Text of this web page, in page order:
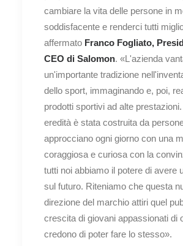
cambiare la vita delle persone in
soddisfacente e renderci tutti
affermato Franco Fogliato,
CEO di Salomon. «L'azienda
un'importante tradizione
dello sport, immaginando e, poi,
prodotti sportivi ad alte
eredità è stata costruita da
approcciano ogni giorno con una
coraggiosa e curiosa con la
tutti noi abbiamo il potere di avere
sul futuro. Riteniamo che questa
direzione del marchio attiri quel
crescita di giovani appassionati di
credono di poter fare lo stesso».